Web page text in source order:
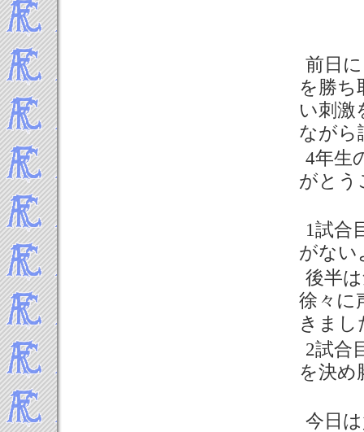
前日
を勝ち
い刺激
ながら
4年生
がとう
1試合
がない
後半
徐々に
きまし
2試合
を決め
今日